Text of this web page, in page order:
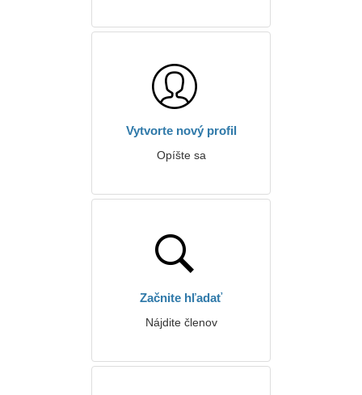
Vytvorte nový profil
Opíšte sa
Začnite hľadať
Nájdite členov